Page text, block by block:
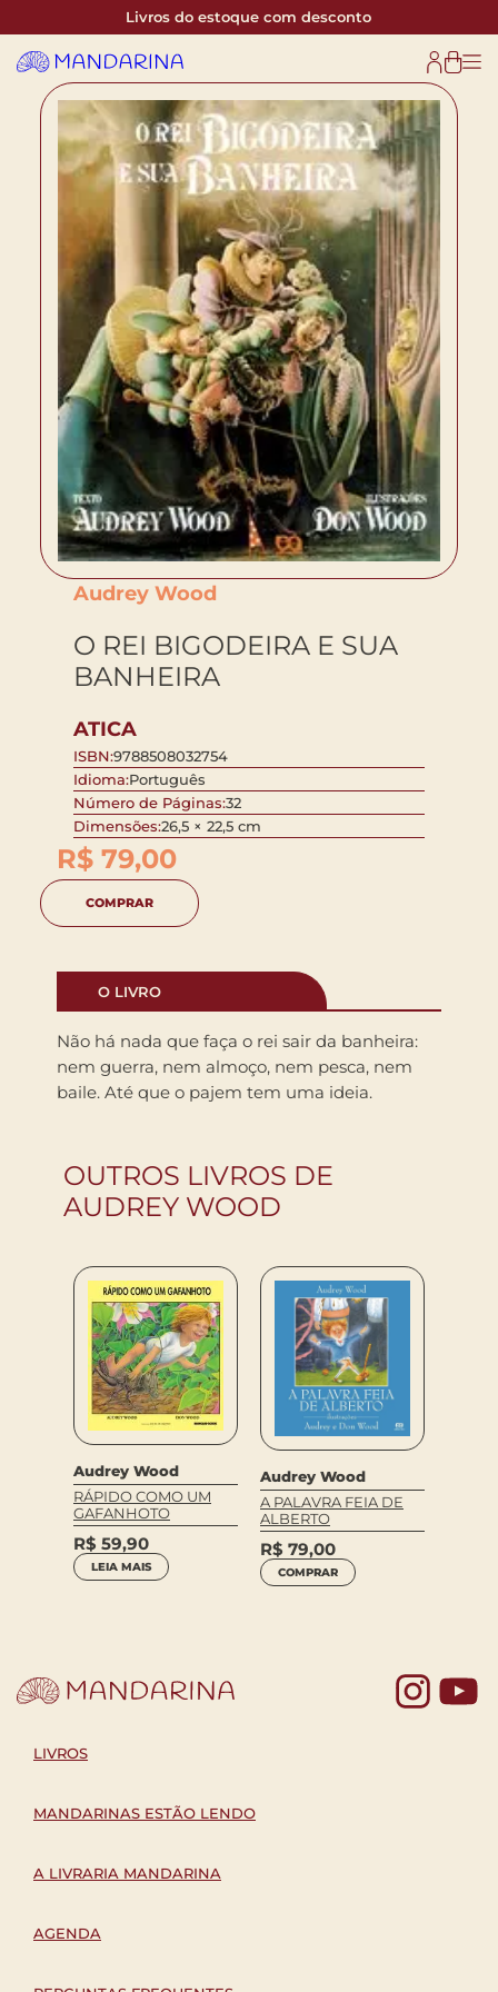
Livros do estoque com desconto
Audrey Wood
O REI BIGODEIRA E SUA
BANHEIRA
ATICA
ISBN:9788508032754
Idioma:Português
Número de Páginas:32
Dimensões:26,5 × 22,5 cm
R$ 79,00
COMPRAR
O LIVRO
Não há nada que faça o rei sair da banheira:
nem guerra, nem almoço, nem pesca, nem
baile. Até que o pajem tem uma ideia.
OUTROS LIVROS DE
AUDREY WOOD
Audrey Wood
RÁPIDO COMO UM
GAFANHOTO
R$ 59,90
LEIA MAIS
Audrey Wood
A PALAVRA FEIA DE
ALBERTO
R$ 79,00
COMPRAR
LIVROS
MANDARINAS ESTÃO LENDO
A LIVRARIA MANDARINA
AGENDA